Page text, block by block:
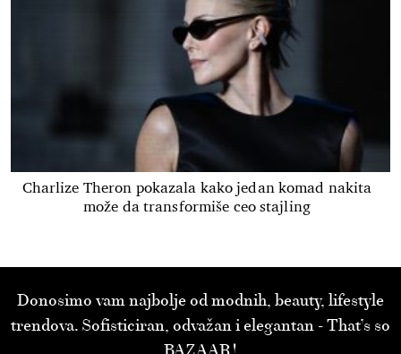
Charlize Theron pokazala kako jedan komad nakita
može da transformiše ceo stajling
Donosimo vam najbolje od modnih, beauty, lifestyle
trendova. Sofisticiran, odvažan i elegantan - That’s so